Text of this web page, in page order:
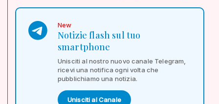
New
Notizie flash sul tuo
smartphone
Unisciti al nostro nuovo canale Telegram,
ricevi una notifica ogni volta che
pubblichiamo una notizia.
Unisciti al Canale